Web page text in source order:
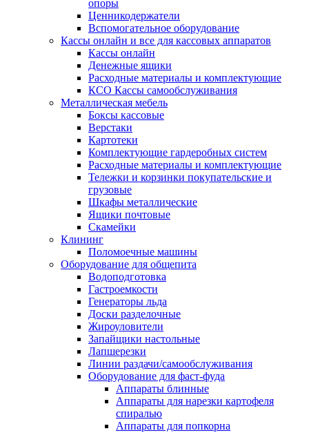
опоры
Ценникодержатели
Вспомогательное оборудование
Кассы онлайн и все для кассовых аппаратов
Кассы онлайн
Денежные ящики
Расходные материалы и комплектующие
КСО Кассы самообслуживания
Металлическая мебель
Боксы кассовые
Верстаки
Картотеки
Комплектующие гардеробных систем
Расходные материалы и комплектующие
Тележки и корзинки покупательские и
грузовые
Шкафы металлические
Ящики почтовые
Скамейки
Клининг
Поломоечные машины
Оборудование для общепита
Водоподготовка
Гастроемкости
Генераторы льда
Доски разделочные
Жироуловители
Запайщики настольные
Лапшерезки
Линии раздачи/самообслуживания
Оборудование для фаст-фуда
Аппараты блинные
Аппараты для нарезки картофеля
спиралью
Аппараты для попкорна